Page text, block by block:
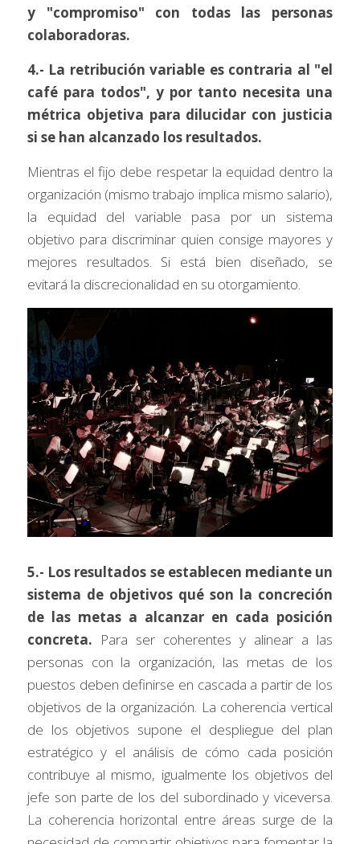
y "compromiso" con todas las personas
colaboradoras.
4.- La retribución variable es contraria al "el
café para todos", y por tanto necesita una
métrica objetiva para dilucidar con justicia
si se han alcanzado los resultados.
Mientras el fijo debe respetar la equidad dentro la
organización (mismo trabajo implica mismo salario),
la equidad del variable pasa por un sistema
objetivo para discriminar quien consige mayores y
mejores resultados. Si está bien diseñado, se
evitará la discrecionalidad en su otorgamiento.
5.- Los resultados se establecen mediante un
sistema de objetivos qué son la concreción
de las metas a alcanzar en cada posición
concreta. Para ser coherentes y alinear a las
personas con la organización, las metas de los
puestos deben definirse en cascada a partir de los
objetivos de la organización. La coherencia vertical
de los objetivos supone el despliegue del plan
estratégico y el análisis de cómo cada posición
contribuye al mismo, igualmente los objetivos del
jefe son parte de los del subordinado y viceversa.
La coherencia horizontal entre áreas surge de la